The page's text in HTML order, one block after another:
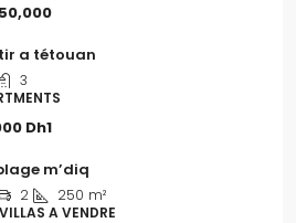
a tétouan
3
Dh1
m’diq
2 250 m²
A VENDRE